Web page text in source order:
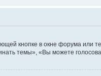
кнопке в окне форума или
темы», «Вы можете